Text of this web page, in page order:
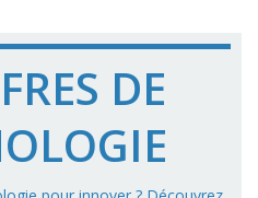
DE